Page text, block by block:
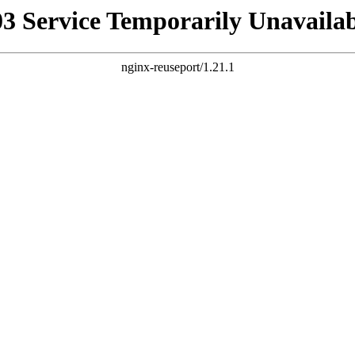
Service Temporarily
nginx-reuseport/1.21.1